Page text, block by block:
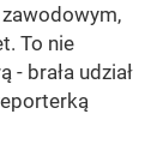
To nie
- brała udział